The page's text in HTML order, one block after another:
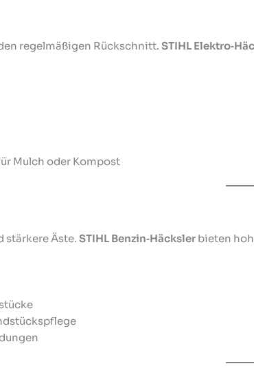
regelmäßigen Rückschnitt. STIHL
Mulch oder Kompost
stärkere Äste. STIHL Benzin‑Häcksler bieten